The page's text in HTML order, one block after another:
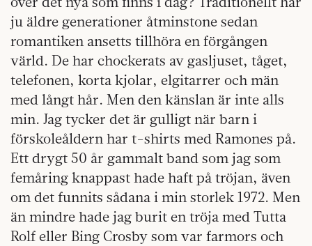
ju äldre generationer åtminstone sedan
romantiken ansetts tillhöra en förgången
värld. De har chockerats av gasljuset, tåget,
telefonen, korta kjolar, elgitarrer och män
med långt hår. Men den känslan är inte alls
min. Jag tycker det är gulligt när barn i
förskoleåldern har t-shirts med Ramones på.
Ett drygt 50 år gammalt band som jag som
femåring knappast hade haft på tröjan, även
om det funnits sådana i min storlek 1972. Men
än mindre hade jag burit en tröja med Tutta
Rolf eller Bing Crosby som var farmors och